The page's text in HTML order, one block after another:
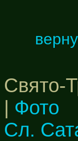
Свято-
| Фото
Сл.